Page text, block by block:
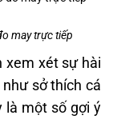
may trực tiếp
xem xét sự hài
sở thích cá
là một số gợi ý